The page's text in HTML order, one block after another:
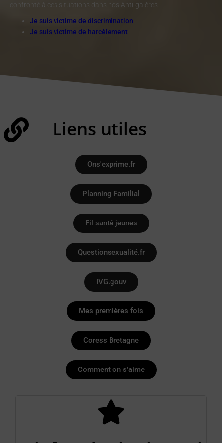
confronté à ces situations dans nos Anti-galères :
Je suis victime de discrimination
Je suis victime de harcèlement
Liens utiles
Ons'exprime.fr
Planning Familial
Fil santé jeunes
Questionsexualité.fr
IVG.gouv
Mes premières fois
Coress Bretagne
Comment on s'aime